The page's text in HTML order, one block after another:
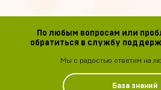
По любым вопросам или
обратиться в службу
Мы с радостью ответим на
База знаний